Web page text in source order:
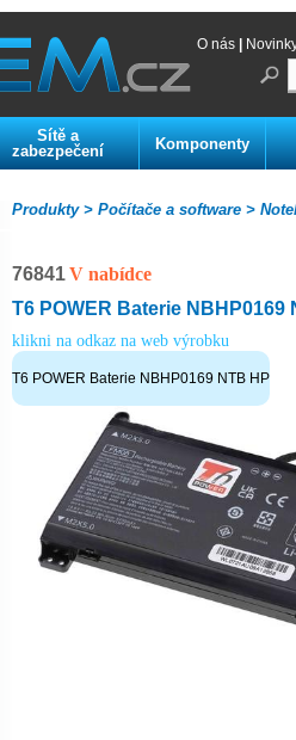
O nás
Sítě a
zabezpečení
Komponenty
Počítače a software >
Produkty >
76841V nabídce
T6 POWER Baterie NBHP0169
klikni na odkaz na web výrobku
T6 POWER Baterie NBHP0169 NTB HP